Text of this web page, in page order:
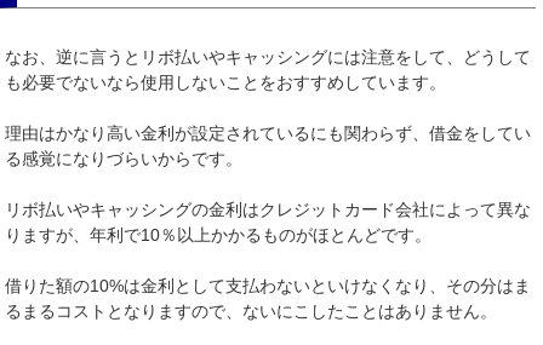
なお、逆に言うとリボ払いやキャッシングには注意をして、どうして
も必要でないなら使用しないことをおすすめしています。
理由はかなり高い金利が設定されているにも関わらず、借金をしてい
る感覚になりづらいからです。
リボ払いやキャッシングの金利はクレジットカード会社によって異な
りますが、年利で10％以上かかるものがほとんどです。
借りた額の10%は金利として支払わないといけなくなり、その分はま
るまるコストとなりますので、ないにこしたことはありません。